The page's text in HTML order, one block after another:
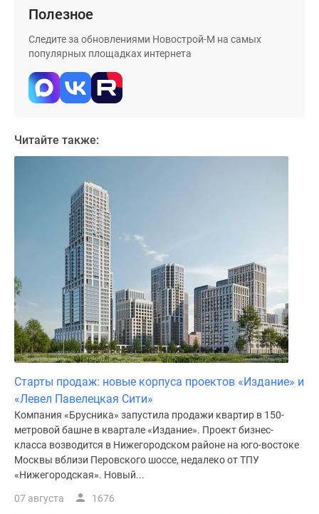
коттеджи
Коттеджные
поселки
Готовые
Коттеджные
лесу
Коттеджные
поселки
Коттеджные
поселки
ипотеку
Бизнес-
центры
Скидки
Полезное
Следите за обновлениями Новострой-М на самых
популярных площадках интернета
Читайте также:
Старты продаж: новые корпуса проектов «Издание» и
«Левел Павелецкая Сити»
Компания «Брусника» запустила продажи квартир в 150-
метровой башне в квартале «Издание». Проект бизнес-
класса возводится в Нижегородском районе на юго-востоке
Москвы вблизи Перовского шоссе, недалеко от ТПУ
«Нижегородская». Новый...
07 августа 1676